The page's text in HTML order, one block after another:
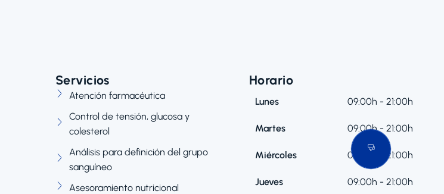
Servicios
Atención farmacéutica
Control de tensión, glucosa y
colesterol
Análisis para definición del grupo
sanguíneo
Asesoramiento nutricional
Horario
Lunes 09:00h - 21:00h
Martes 09:00h - 21:00h
Miércoles 09:00h - 21:00h
Jueves 09:00h - 21:00h